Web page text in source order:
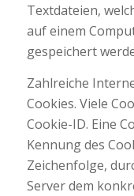
Textdateien,
auf einem
gespeichert
Zahlreiche
Cookies. Viele
Cookie-ID. Eine
Kennung des
Zeichenfolge,
Server dem